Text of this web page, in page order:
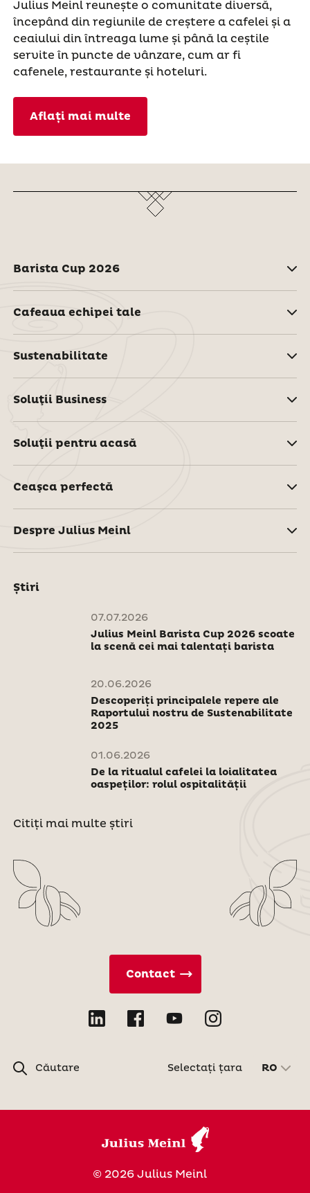
Julius Meinl reunește o comunitate diversă,
începând din regiunile de creștere a cafelei și a
ceaiului din întreaga lume și până la ceștile
servite în puncte de vânzare, cum ar fi
cafenele, restaurante și hoteluri.
Aflați mai multe
Barista Cup 2026
Cafeaua echipei tale
Sustenabilitate
Soluţii Business
Soluţii pentru acasă
Ceaşca perfectă
Despre Julius Meinl
Știri
07.07.2026
Julius Meinl Barista Cup 2026 scoate
la scenă cei mai talentați barista
20.06.2026
Descoperiți principalele repere ale
Raportului nostru de Sustenabilitate
2025
01.06.2026
De la ritualul cafelei la loialitatea
oaspeților: rolul ospitalității
Citiți mai multe știri
Căutare
Contact
Selectați țara RO
© 2026 Julius Meinl